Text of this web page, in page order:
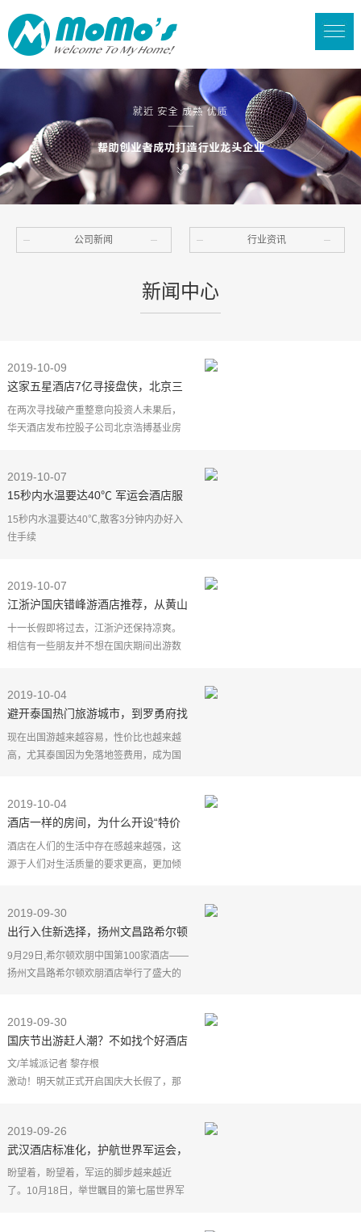
公司新闻 行业资讯
新闻中心
2019-10-09
这家五星酒店7亿寻接盘侠，北京三
环大楼烂尾，四个月降价1.8亿
在两次寻找破产重整意向投资人未果后，
华天酒店发布控股子公司北京浩搏基业房
寻找下家。第三次
2019-10-07
15秒内水温要达40℃ 军运会酒店服
务精确到分秒度
15秒内水温要达40℃,散客3分钟内办好入
住手续
过去两年酒店服务记录决定能否通过遴选
在《武汉军运会官方接待酒店遴选标
2019-10-07
江浙沪国庆错峰游酒店推荐，从黄山
到杭州的高铁避世指南
十一长假即将过去，江浙沪还保持凉爽。
相信有一些朋友并不想在国庆期间出游数
近两年，在家门口度假这个概
2019-10-04
避开泰国热门旅游城市，到罗勇府找
一个蓝色酒店，与大海约会吧
现在出国游越来越容易，性价比也越来越
高，尤其泰国因为免落地签费用，成为国
罗勇（Rayong）
2019-10-04
酒店一样的房间，为什么开设“特价
房”？说完你敢住吗
酒店在人们的生活中存在感越来越强，这
源于人们对生活质量的要求更高，更加倾
市场。相信很多游
2019-09-30
出行入住新选择，扬州文昌路希尔顿
欢朋酒店盛大开业
9月29日,希尔顿欢朋中国第100家酒店——
扬州文昌路希尔顿欢朋酒店举行了盛大的
干道文昌路扬州
2019-09-30
国庆节出游赶人潮？不如找个好酒店
舒服叹世界
文/羊城派记者 黎存根
激动！明天就正式开启国庆大长假了，那
外一个城市体验着"张袂成阴，挥汗
2019-09-26
武汉酒店标准化，护航世界军运会，
制定严格服务标准，进行大培训大练
兵，98家接待酒店均达标
盼望着，盼望着，军运的脚步越来越近
了。10月18日，举世瞩目的第七届世界军